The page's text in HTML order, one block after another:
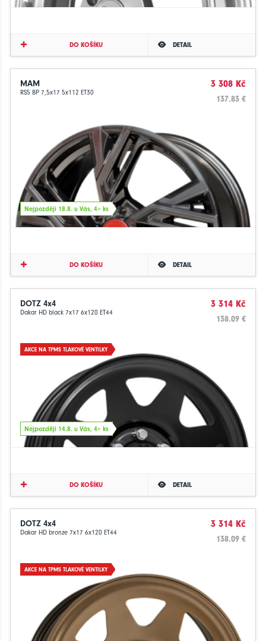
DO KOŠÍKU DETAIL
MAM
RS5 BP 7,5x17 5x112 ET30
3 308 Kč
137.83 €
Nejpozději 18.8. u Vás, 4+ ks
DO KOŠÍKU DETAIL
DOTZ 4x4
Dakar HD black 7x17 6x120 ET44
3 314 Kč
138.09 €
AKCE NA TPMS TLAKOVÉ VENTILKY
Nejpozději 14.8. u Vás, 4+ ks
DO KOŠÍKU DETAIL
DOTZ 4x4
Dakar HD bronze 7x17 6x120 ET44
3 314 Kč
138.09 €
AKCE NA TPMS TLAKOVÉ VENTILKY